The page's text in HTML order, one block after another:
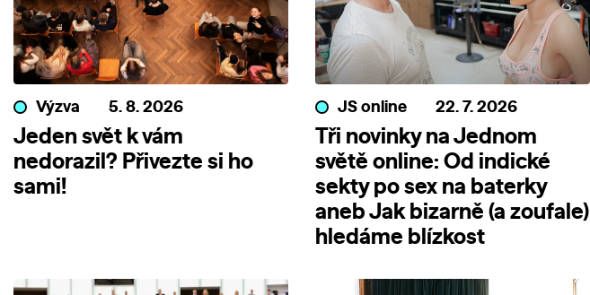
Výzva 5. 8. 2026
Jeden svět k vám
nedorazil? Přivezte si ho
sami!
JS online 22. 7. 2026
Tři novinky na Jednom
světě online: Od indické
sekty po sex na baterky
aneb Jak bizarně (a zoufale)
hledáme blízkost